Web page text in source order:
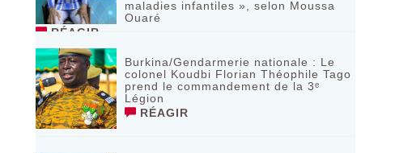
maladies infantiles », selon Moussa
Ouaré
RÉAGIR
Burkina/Gendarmerie nationale : Le
colonel Koudbi Florian Théophile Tago
prend le commandement de la 3ᵉ
Légion
RÉAGIR